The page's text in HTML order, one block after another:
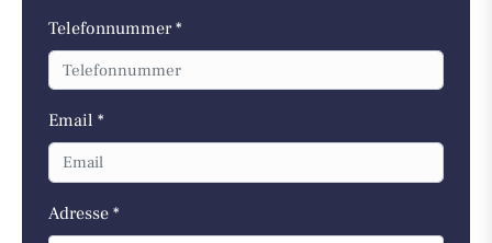
Telefonnummer *
Email *
Adresse *